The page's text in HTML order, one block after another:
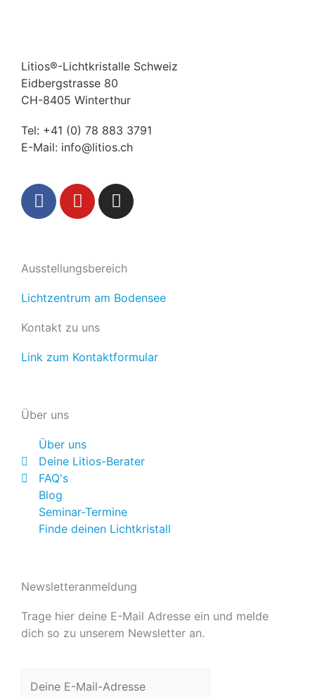
Litios®-Lichtkristalle Schweiz
Eidbergstrasse 80
CH-8405 Winterthur
Tel: +41 (0) 78 883 3791
E-Mail: info@litios.ch
F
a
b
o
o
Y
o
u
b
e
I
n
a
g
r
Ausstellungsbereich
Lichtzentrum am Bodensee
Kontakt zu uns
Link zum Kontaktformular
Über uns
Über uns
Deine Litios-Berater
FAQ's
Blog
Seminar-Termine
Finde deinen Lichtkristall
Newsletteranmeldung
Trage hier deine E-Mail Adresse ein und melde
dich so zu unserem Newsletter an.